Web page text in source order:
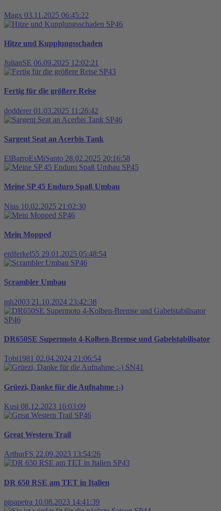
Magx 03.11.2025 06:45:22
SP46
Hitze und Kupplungsschaden
JulianSE 06.09.2025 12:02:21
SP43
Fertig für die größere Reise
dodderer 01.03.2025 11:26:42
SP46
Sargent Seat an Acerbis Tank
ElBarroEsMiSanto 28.02.2025 20:16:58
SP45
Meine SP 45 Enduro Spaß Umbau
Nius 10.02.2025 21:02:30
SP46
Mein Mopped
erdferkel55 29.01.2025 05:48:54
SP46
Scrambler Umbau
mh2003 21.10.2024 23:42:38
SP46
DR650SE Supermoto 4-Kolben-Bremse und Gabelstabilisator
Tobi1981 02.04.2024 21:06:54
SN41
Grüezi, Danke für die Aufnahme :-)
Kusi 08.12.2023 16:03:09
SP46
Great Western Trail
ArthurFS 22.09.2023 13:54:26
SP43
DR 650 RSE am TET in Italien
pipapetra 10.08.2023 14:41:39